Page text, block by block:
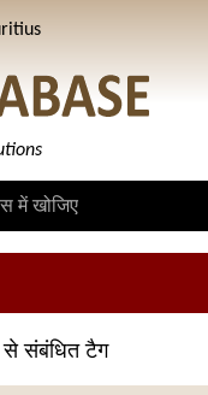
से संबंधित टैग